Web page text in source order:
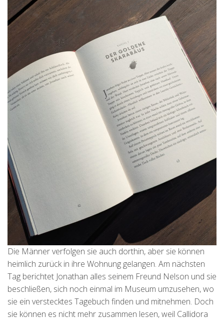
Die Männer verfolgen sie auch dorthin, aber sie können
heimlich zurück in ihre Wohnung gelangen. Am nächsten
Tag berichtet Jonathan alles seinem Freund Nelson und sie
beschließen, sich noch einmal im Museum umzusehen, wo
sie ein verstecktes Tagebuch finden und mitnehmen. Doch
sie können es nicht mehr zusammen lesen, weil Callidora